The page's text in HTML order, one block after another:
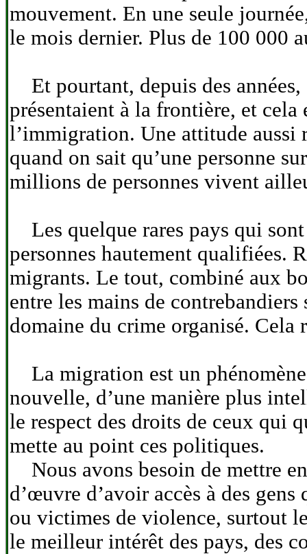
mouvement. En une seule
le mois dernier. Plus de 100 000
Et pourtant, depuis des années,
présentaient à la frontière, et
l’immigration. Une attitude aussi
quand on sait qu’une personne
millions de personnes vivent
Les quelque rares pays qui
personnes hautement qualifiées.
migrants. Le tout, combiné aux
entre les mains de
domaine du crime organisé. Cela
La migration est un
nouvelle, d’une manière plus
le respect des droits de ceux qui
mette au point ces politiques.
Nous avons besoin de mettre
d’œuvre d’avoir accès à des
ou victimes de violence, surtout
le meilleur intérêt des pays, des